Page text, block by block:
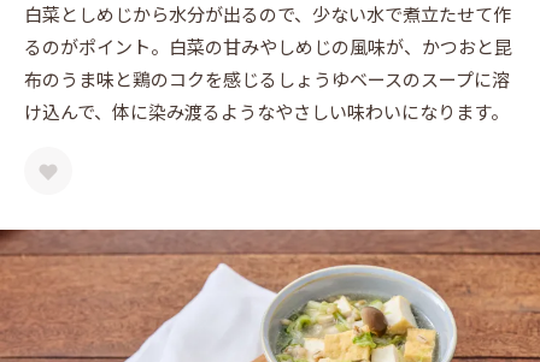
白菜としめじから水分が出るので、少ない水で煮立たせて作
るのがポイント。白菜の甘みやしめじの風味が、かつおと昆
布のうま味と鶏のコクを感じるしょうゆベースのスープに溶
け込んで、体に染み渡るようなやさしい味わいになります。